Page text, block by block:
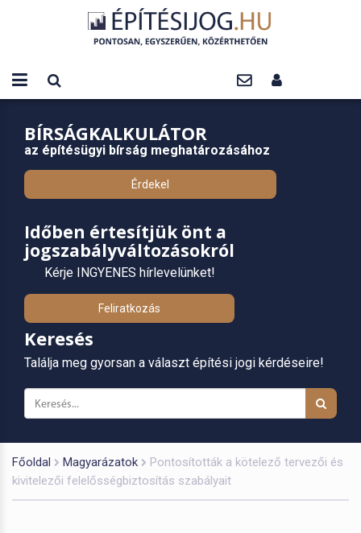
BÍRSÁGKALKULÁTOR
az építésügyi bírság meghatározásához
Érdekel
Időben értesítjük önt a
jogszabályváltozásokról
Kérje INGYENES hírlevelünket!
Feliratkozás
Keresés
Találja meg gyorsan a választ építési jogi kérdéseire!
Főoldal Magyarázatok
Pontosították a kötelező tervezői és
kivitelezői felelősségbiztosítás szabályait